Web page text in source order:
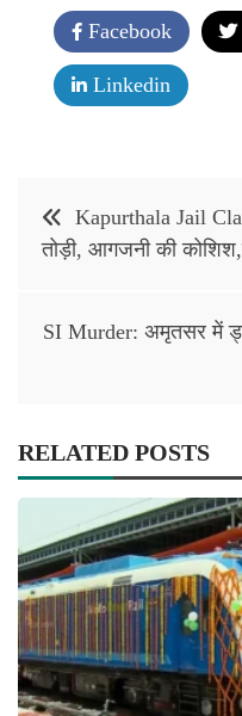
Facebook
Linkedin
Post
navigation
Kapurthala Jail
तोड़ी, आगजनी की
SI Murder: अमृतसर में
RELATED POSTS